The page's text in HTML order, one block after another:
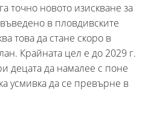
точно новото изискване за
в пловдивските
това да стане скоро в
Крайната цел е до 2029 г.
децата да намалее с поне
усмивка да се превърне в